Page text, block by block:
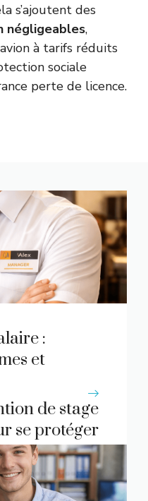
s’ajoutent des
négligeables,
à tarifs réduits
sociale
perte de licence.
:
et
de stage
se protéger